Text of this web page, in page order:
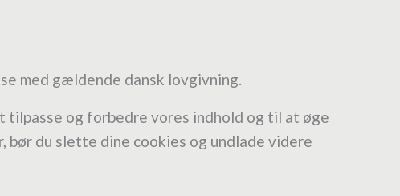
med gældende dansk lovgivning.
tilpasse og forbedre vores indhold og til at øge
bør du slette dine cookies og undlade videre